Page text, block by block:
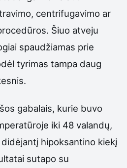
centrifugavimo ar
Šiuo atveju
spaudžiamas prie
tyrimas tampa daug
gabalais, kurie buvo
iki 48 valandų,
hipoksantino kiekį
sutapo su